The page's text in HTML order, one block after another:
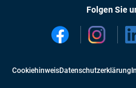
Folgen Sie
CookiehinweisDatenschutzerklärung